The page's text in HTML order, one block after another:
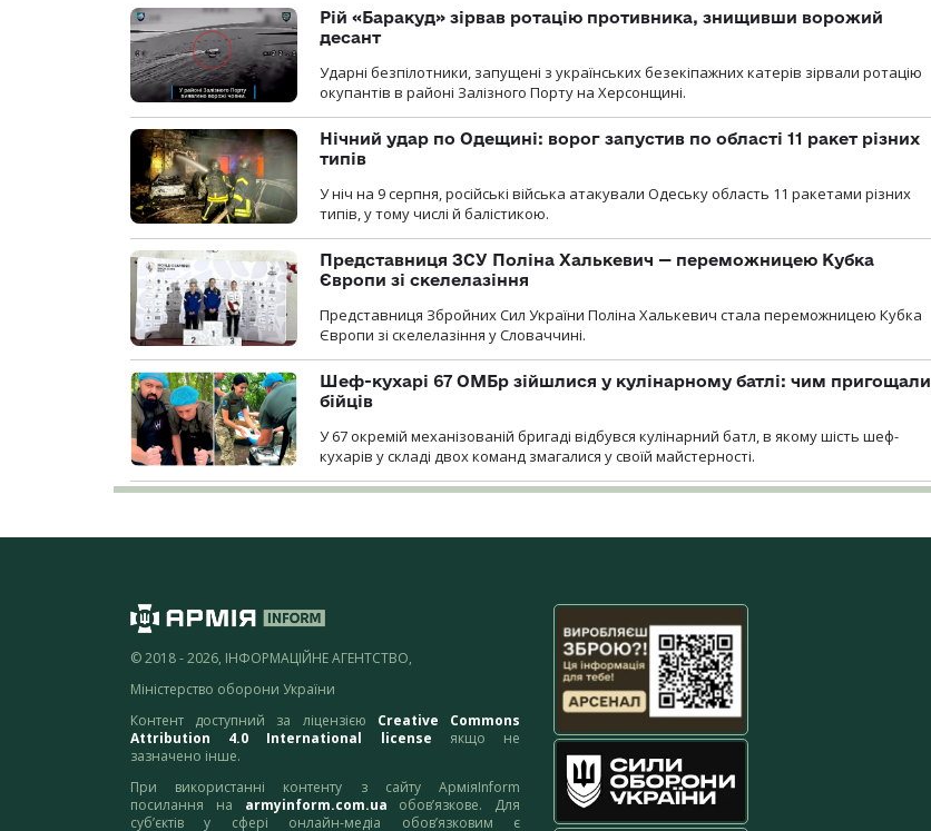
Рій «Баракуд» зірвав ротацію противника, знищивши ворожий
десант
Ударні безпілотники, запущені з українських безекіпажних катерів зірвали ротацію
окупантів в районі Залізного Порту на Херсонщині.
Нічний удар по Одещині: ворог запустив по області 11 ракет різних
типів
У ніч на 9 серпня, російські війська атакували Одеську область 11 ракетами різних
типів, у тому числі й балістикою.
Представниця ЗСУ Поліна Халькевич — переможницею Кубка
Європи зі скелелазіння
Представниця Збройних Сил України Поліна Халькевич стала переможницею Кубка
Європи зі скелелазіння у Словаччині.
Шеф-кухарі 67 ОМБр зійшлися у кулінарному батлі: чим пригощали
бійців
У 67 окремій механізованій бригаді відбувся кулінарний батл, в якому шість шеф-
кухарів у складі двох команд змагалися у своїй майстерності.
© 2018 - 2026, ІНФОРМАЦІЙНЕ АГЕНТСТВО,
Міністерство оборони України
Контент доступний за ліцензією Creative Commons
Attribution 4.0 International license якщо не
зазначено інше.
При використанні контенту з сайту АрміяInform
посилання на armyinform.com.ua обов’язкове. Для
суб’єктів у сфері онлайн-медіа обов’язковим є